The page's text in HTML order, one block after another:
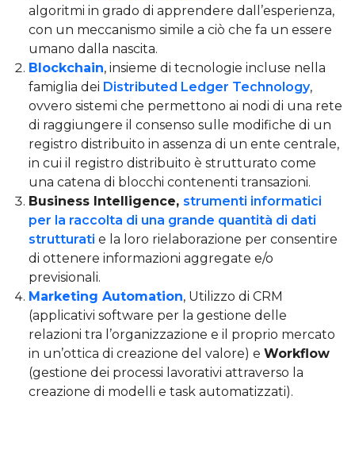
algoritmi in grado di apprendere dall’esperienza,
con un meccanismo simile a ciò che fa un essere
umano dalla nascita.
Blockchain, insieme di tecnologie incluse nella
famiglia dei Distributed Ledger Technology,
ovvero sistemi che permettono ai nodi di una rete
di raggiungere il consenso sulle modifiche di un
registro distribuito in assenza di un ente centrale,
in cui il registro distribuito è strutturato come
una catena di blocchi contenenti transazioni.
Business Intelligence, strumenti informatici
per la raccolta di una grande quantità di dati
strutturati e la loro rielaborazione per consentire
di ottenere informazioni aggregate e/o
previsionali.
Marketing Automation, Utilizzo di CRM
(applicativi software per la gestione delle
relazioni tra l’organizzazione e il proprio mercato
in un’ottica di creazione del valore) e Workflow
(gestione dei processi lavorativi attraverso la
creazione di modelli e task automatizzati).